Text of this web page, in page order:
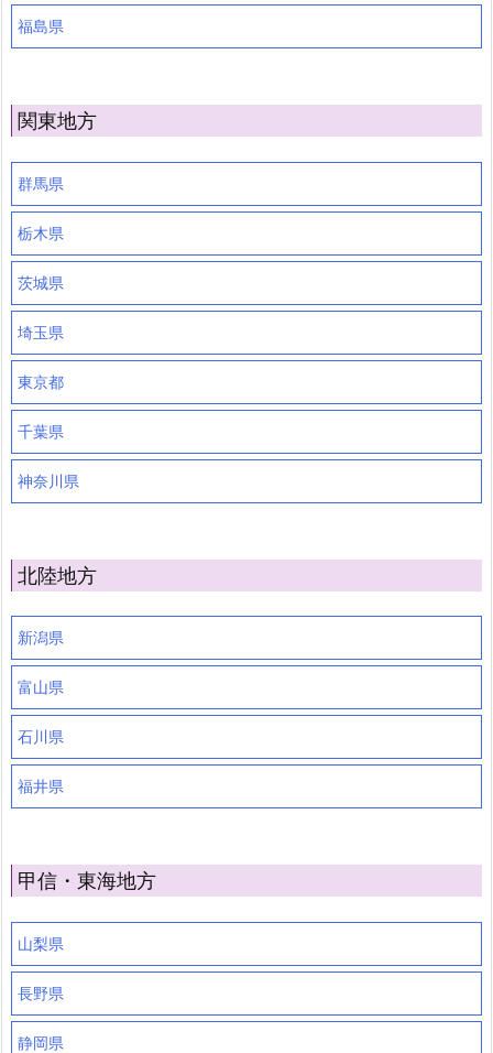
福島県
関東地方
群馬県
栃木県
茨城県
埼玉県
東京都
千葉県
神奈川県
北陸地方
新潟県
富山県
石川県
福井県
甲信・東海地方
山梨県
長野県
静岡県